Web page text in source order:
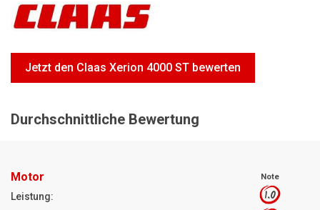
Rasentraktoren
Hoflader
Jetzt Bewerten
Jetzt den Claas Xerion 4000 ST bewerten
Durchschnittliche Bewertung
Motor Note
Leistung: 1.0